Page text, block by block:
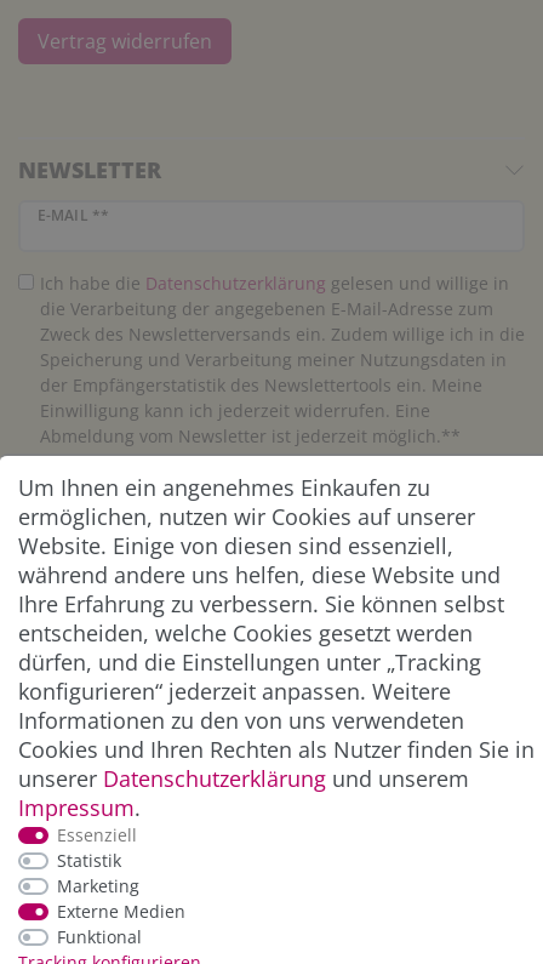
Vertrag widerrufen
NEWSLETTER
E-MAIL **
Newsletter Honig
Ich habe die Daten­schutz­erklärung gelesen und willige in
die Verarbeitung der angegebenen E-Mail-Adresse zum
Zweck des Newsletterversands ein. Zudem willige ich in die
Speicherung und Verarbeitung meiner Nutzungsdaten in
der Empfängerstatistik des Newslettertools ein. Meine
Einwilligung kann ich jederzeit widerrufen. Eine
Abmeldung vom Newsletter ist jederzeit möglich.**
Abonnieren
** Hierbei handelt es sich um ein Pflichtfeld.
ZAHLUNG & VERSAND
*Alle Preise inkl. der gesetzl. MwSt. zzgl.
und Versandkosten
Um Ihnen ein angenehmes Einkaufen zu
ermöglichen, nutzen wir Cookies auf unserer
Website. Einige von diesen sind essenziell,
während andere uns helfen, diese Website und
Ihre Erfahrung zu verbessern. Sie können selbst
entscheiden, welche Cookies gesetzt werden
dürfen, und die Einstellungen unter „Tracking
konfigurieren“ jederzeit anpassen. Weitere
Informationen zu den von uns verwendeten
Cookies und Ihren Rechten als Nutzer finden Sie in
unserer Daten­schutz­erklärung und unserem
Impressum.
Essenziell
Statistik
Marketing
Externe Medien
Funktional